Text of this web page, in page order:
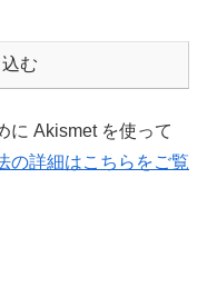
む
に Akismet を使って
の詳細はこちらをご覧